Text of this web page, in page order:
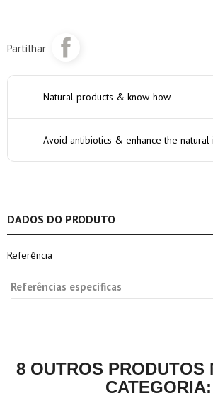
Partilhar
Natural products & know-how
Avoid antibiotics & enhance the natural
DADOS DO PRODUTO
Referência
Referências específicas
8 OUTROS PRODUTOS
CATEGORIA: